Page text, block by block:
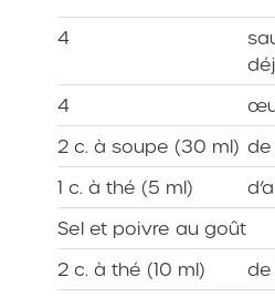
4
4
2 c. à soupe (30 ml) de
1 c. à thé (5 ml)
Sel et poivre au goût
2 c. à thé (10 ml)
de